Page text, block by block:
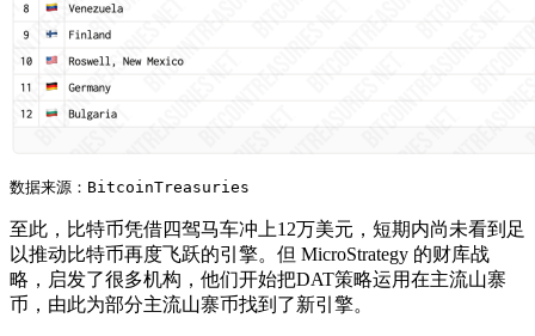
数据来源：BitcoinTreasuries
至此，比特币凭借四驾马车冲上12万美元，短期内尚未看到足
以推动比特币再度飞跃的引擎。但 MicroStrategy 的财库战
略，启发了很多机构，他们开始把DAT策略运用在主流山寨
币，由此为部分主流山寨币找到了新引擎。